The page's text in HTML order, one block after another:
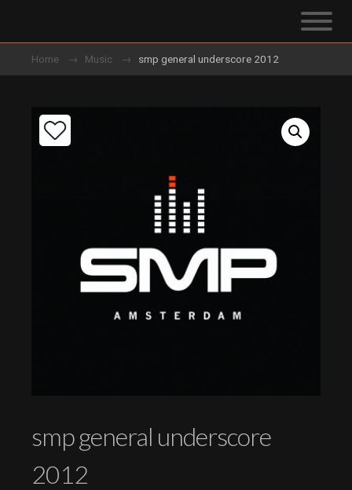
Home Music smp general underscore 2012
smp general underscore
2012